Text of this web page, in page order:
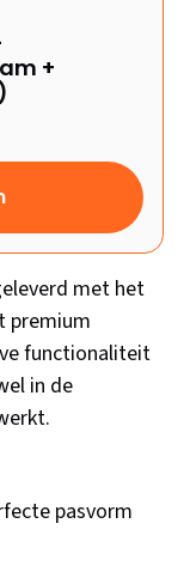
+
met het
premium
functionaliteit
in de
pasvorm